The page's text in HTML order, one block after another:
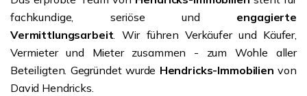
fachkundige, seriöse und engagierte
Vermittlungsarbeit. Wir führen Verkäufer und Käufer,
Vermieter und Mieter zusammen - zum Wohle aller
Beteiligten. Gegründet wurde Hendricks-Immobilien von
David Hendricks.